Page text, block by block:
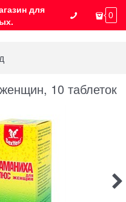
для
0
10 таблеток